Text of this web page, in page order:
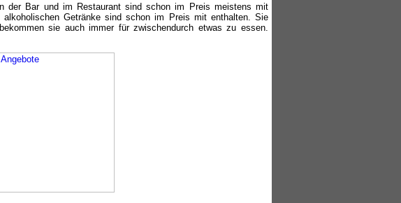
der Bar und im Restaurant sind schon im Preis meistens mit
Getränke sind schon im Preis mit enthalten. Sie
sie auch immer für zwischendurch etwas zu essen.